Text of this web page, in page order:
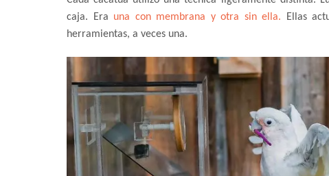
caja. Era una con membrana y otra sin ella. Ellas
herramientas, a veces una.